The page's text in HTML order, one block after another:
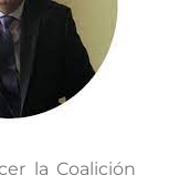
la Coalición